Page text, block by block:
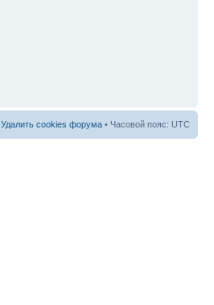
Удалить cookies форума • Часовой пояс: UTC